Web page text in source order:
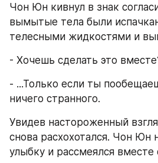
Чон Юн кивнул в знак
вымытые тела были
телесными жидкостями и
- Хочешь сделать это
- ...Только если ты
ничего странного.
Увидев настороженный
снова расхохотался. Чон Юн
улыбку и рассмеялся вместе